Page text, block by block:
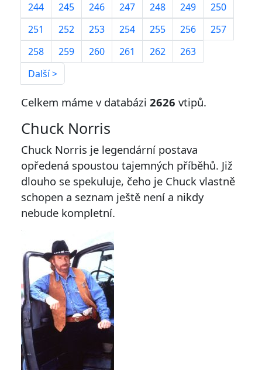
244
245 246 247 248 249
250
251
252 253 254 255 256
257
258
259 260 261 262
263
Další >
Celkem máme v databázi 2626 vtipů.
Chuck Norris
Chuck Norris je legendární postava
opředená spoustou tajemných příběhů. Již
dlouho se spekuluje, čeho je Chuck vlastně
schopen a seznam ještě není a nikdy
nebude kompletní.